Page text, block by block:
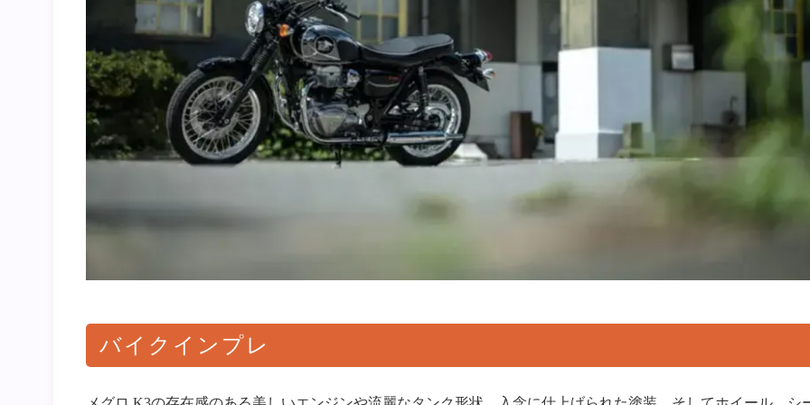
バイクインプレ